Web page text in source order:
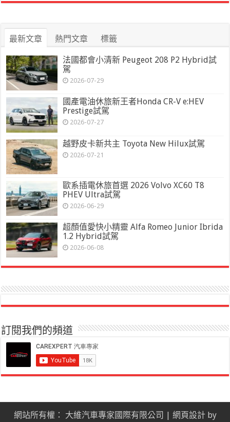
最新文章 熱門文章 標籤
法國都會小清新 Peugeot 208 P2 Hybrid試
駕
2026-07-29
國產電油休旅新王者Honda CR-V e:HEV
Prestige試駕
2026-07-27
越野皮卡新共主 Toyota New Hilux試駕
2026-07-21
歐系插電休旅首選 2026 Volvo XC60 T8
PHEV Ultra試駕
2026-06-29
超顏值愛快小精靈 Alfa Romeo Junior Ibrida
1.2 Hybrid試駕
2026-06-08
訂閱我們的頻道
網站所有權： 大維汽車專家國際有限公司 | 網頁設計by